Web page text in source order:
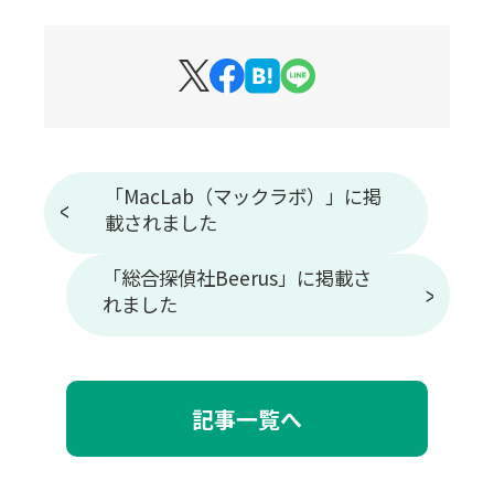
「MacLab（マックラボ）」に掲
載されました
「総合探偵社Beerus」に掲載さ
れました
記事一覧へ